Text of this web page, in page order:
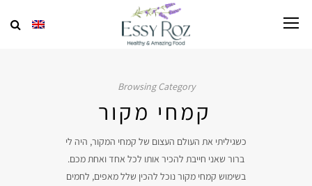
Browsing Category
קמחי מקור
כשגיליתי את העולם העצום של קמחי המקור, היה לי
ברור שאני חייבת להכיר אותו לכל אחד ואחת מכם.
בשימוש קמחי מקור נוכל להכין שלל מאפים, לחמים